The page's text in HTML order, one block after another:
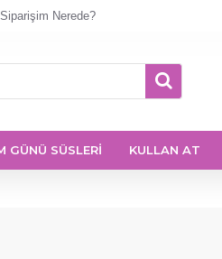
Siparişim Nerede?
GÜNÜ SÜSLERİ KULLAN AT